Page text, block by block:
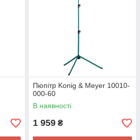
Пюпітр Konig & Meyer 10010-
000-60
В наявності
1 959 ₴